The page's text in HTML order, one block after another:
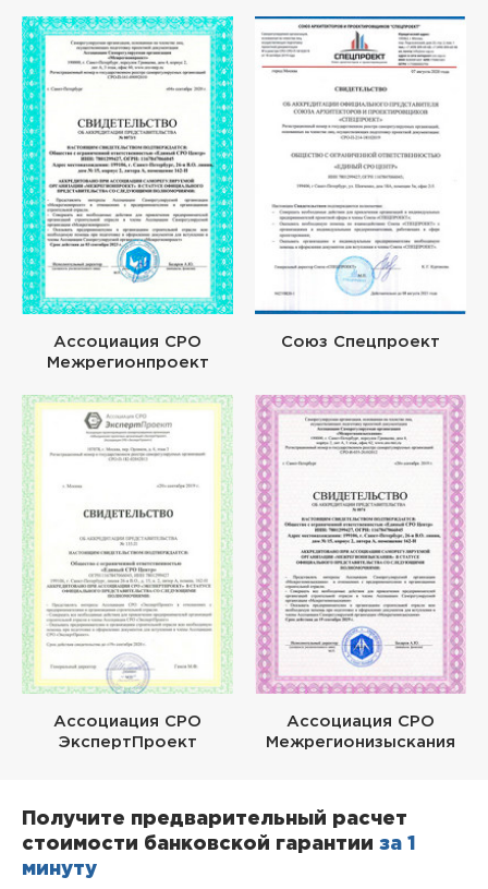
Ассоциация СРО
Межрегионпроект
Союз Спецпроект
Ассоциация СРО
ЭкспертПроект
Ассоциация СРО
Межрегионизыскания
Получите предварительный расчет
стоимости банковской гарантии за 1
минуту